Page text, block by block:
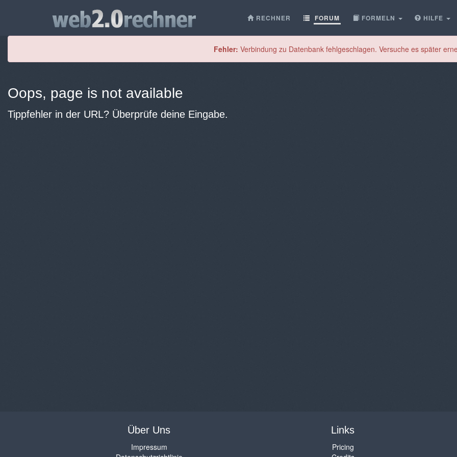
RECHNER FORUM FORMELN HILFE
Fehler: Verbindung zu Datenbank fehlgeschlagen. Versuche es später
Oops, page is not available
Tippfehler in der URL? Überprüfe deine Eingabe.
Über Uns
Impressum
Links
Pricing